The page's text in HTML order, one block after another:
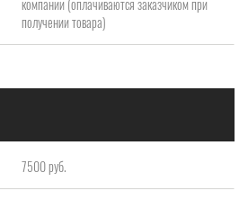
компании (оплачиваются заказчиком при
получении товара)
7500 руб.